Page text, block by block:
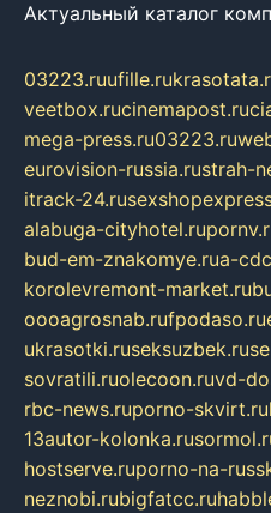
Актуальный каталог
03223.ruufille.ru
veetbox.rucinemapost.ru
mega-press.ru03223.ru
eurovision-russia.rustrah-
itrack-24.ru
alabuga-cityhotel.ru
bud-em-znakomye.rua-
korolevremont-market.ru
oooagrosnab.rufpodaso.ru
ukrasotki.ruseksuzbek.ru
sovratili.ruolecoon.ruvd-
rbc-news.ruporno-skvirt.ru
13autor-kolonka.ru
hostserve.ruporno-na-
neznobi.rubigfatcc.ru